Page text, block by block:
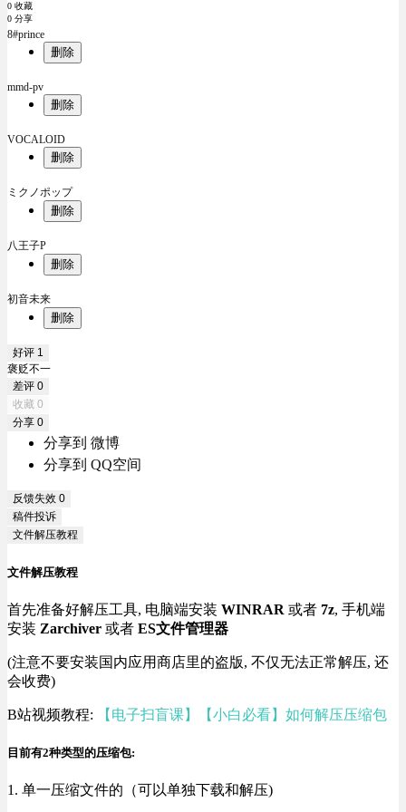
0 收藏
0 分享
8#prince
删除
mmd-pv
删除
VOCALOID
删除
ミクノポップ
删除
八王子P
删除
初音未来
删除
好评 1
褒贬不一
差评 0
收藏 0
分享 0
分享到 微博
分享到 QQ空间
反馈失效 0
稿件投诉
文件解压教程
文件解压教程
首先准备好解压工具, 电脑端安装 WINRAR 或者 7z, 手机端
安装 Zarchiver 或者 ES文件管理器
(注意不要安装国内应用商店里的盗版, 不仅无法正常解压, 还
会收费)
B站视频教程: 【电子扫盲课】【小白必看】如何解压压缩包
目前有2种类型的压缩包:
1. 单一压缩文件的（可以单独下载和解压)